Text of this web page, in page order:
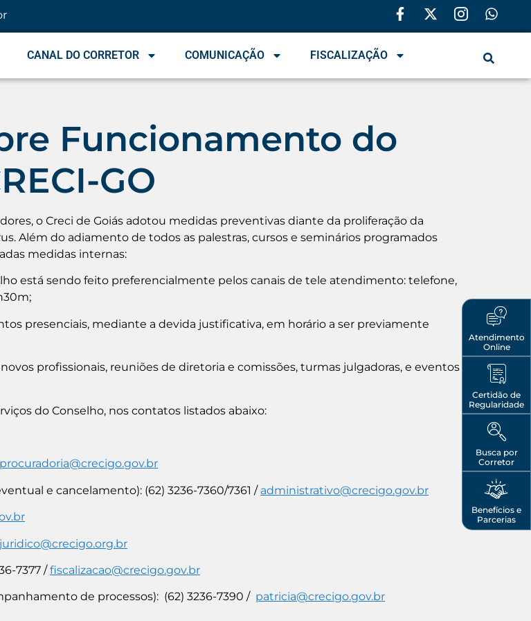
CANAL DO CORRETOR COMUNICAÇÃO FISCALIZAÇÃO
Atendimento
Online
Certidão de
Regularidade
Busca por
Corretor
Benefícios e
Parcerias
Funcionamento do
GO
o Creci de Goiás adotou medidas preventivas diante da proliferação da
Além do adiamento de todos as palestras, cursos e seminários programados
medidas internas:
está sendo feito preferencialmente pelos canais de tele atendimento: telefone,
presenciais, mediante a devida justificativa, em horário a ser previamente
profissionais, reuniões de diretoria e comissões, turmas julgadoras, e eventos
do Conselho, nos contatos listados abaixo:
procuradoria@crecigo.gov.br
e cancelamento): (62) 3236-7360/7361 / administrativo@crecigo.gov.br
juridico@crecigo.org.br
7377 /fiscalizacao@crecigo.gov.br
de processos): (62) 3236-7390 / patricia@crecigo.gov.br